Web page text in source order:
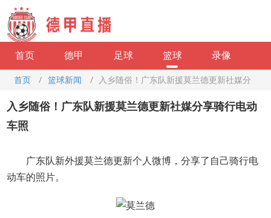
首页 德甲 足球 篮球 录像
首页 / 篮球新闻 /
入乡随俗！广东队新援莫兰德更新社媒分
享骑行电动车照
入乡随俗！广东队新援莫兰德更新社媒分享骑行电动
车照
广东队新外援莫兰德更新个人微博，分享了自己骑行电
动车的照片。